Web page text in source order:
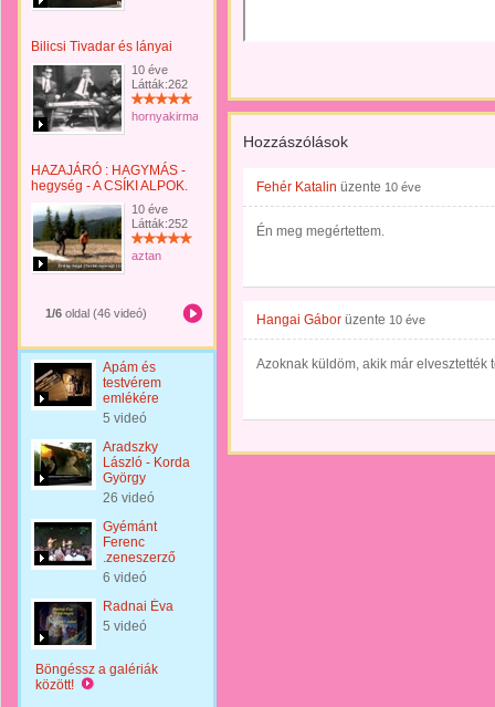
Bilicsi Tivadar és lányai
10 éve
Látták:262
hornyakirma
HAZAJÁRÓ : HAGYMÁS -
hegység - A CSÍKI ALPOK.
10 éve
Látták:252
aztan
1/6 oldal (46 videó)
Apám és
testvérem
emlékére
5 videó
Aradszky
László - Korda
György
26 videó
Gyémánt
Ferenc
.zeneszerző
6 videó
Radnai Éva
5 videó
Böngéssz a galériák
között!
Hozzászólások
Fehér Katalin üzente 10 éve
Én meg megértettem.
Hangai Gábor üzente 10 éve
Azoknak küldöm, akik már elvesztették